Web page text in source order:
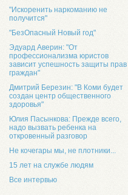
"Искоренить наркоманию не
получится"
"БезОпасный Новый год"
Эдуард Аверин: "От
профессионализма юристов
зависит успешность защиты прав
граждан"
Дмитрий Березин: "В Коми будет
создан центр общественного
здоровья"
Юлия Пасынкова: Прежде всего,
надо вызвать ребенка на
откровенный разговор
Не кочегары мы, не плотники...
15 лет на службе людям
Все интервью